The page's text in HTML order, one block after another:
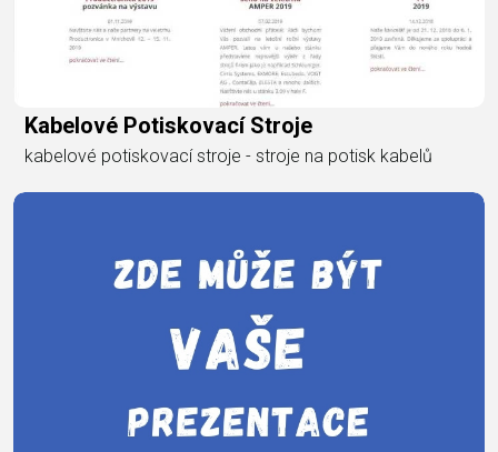
Kabelové Potiskovací Stroje
kabelové potiskovací stroje - stroje na potisk kabelů